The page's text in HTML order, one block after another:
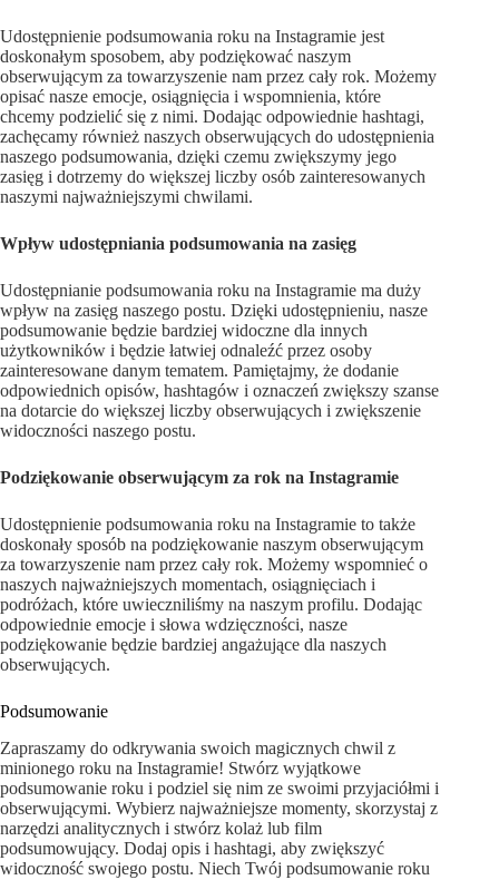
Udostępnienie podsumowania roku na Instagramie jest
doskonałym sposobem, aby podziękować naszym
obserwującym za towarzyszenie nam przez cały rok. Możemy
opisać nasze emocje, osiągnięcia i wspomnienia, które
chcemy podzielić się z nimi. Dodając odpowiednie hashtagi,
zachęcamy również naszych obserwujących do udostępnienia
naszego podsumowania, dzięki czemu zwiększymy jego
zasięg i dotrzemy do większej liczby osób zainteresowanych
naszymi najważniejszymi chwilami.
Wpływ udostępniania podsumowania na zasięg
Udostępnianie podsumowania roku na Instagramie ma duży
wpływ na zasięg naszego postu. Dzięki udostępnieniu, nasze
podsumowanie będzie bardziej widoczne dla innych
użytkowników i będzie łatwiej odnaleźć przez osoby
zainteresowane danym tematem. Pamiętajmy, że dodanie
odpowiednich opisów, hashtagów i oznaczeń zwiększy szanse
na dotarcie do większej liczby obserwujących i zwiększenie
widoczności naszego postu.
Podziękowanie obserwującym za rok na Instagramie
Udostępnienie podsumowania roku na Instagramie to także
doskonały sposób na podziękowanie naszym obserwującym
za towarzyszenie nam przez cały rok. Możemy wspomnieć o
naszych najważniejszych momentach, osiągnięciach i
podróżach, które uwieczniliśmy na naszym profilu. Dodając
odpowiednie emocje i słowa wdzięczności, nasze
podziękowanie będzie bardziej angażujące dla naszych
obserwujących.
Podsumowanie
Zapraszamy do odkrywania swoich magicznych chwil z
minionego roku na Instagramie! Stwórz wyjątkowe
podsumowanie roku i podziel się nim ze swoimi przyjaciółmi i
obserwującymi. Wybierz najważniejsze momenty, skorzystaj z
narzędzi analitycznych i stwórz kolaż lub film
podsumowujący. Dodaj opis i hashtagi, aby zwiększyć
widoczność swojego postu. Niech Twój podsumowanie roku